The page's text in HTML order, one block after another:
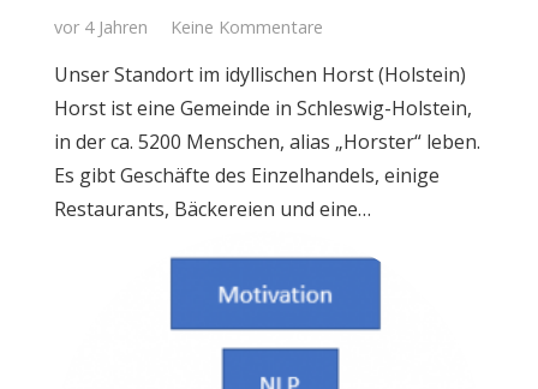
vor 4 Jahren Keine Kommentare
Unser Standort im idyllischen Horst (Holstein)
Horst ist eine Gemeinde in Schleswig-Holstein,
in der ca. 5200 Menschen, alias „Horster“ leben.
Es gibt Geschäfte des Einzelhandels, einige
Restaurants, Bäckereien und eine…